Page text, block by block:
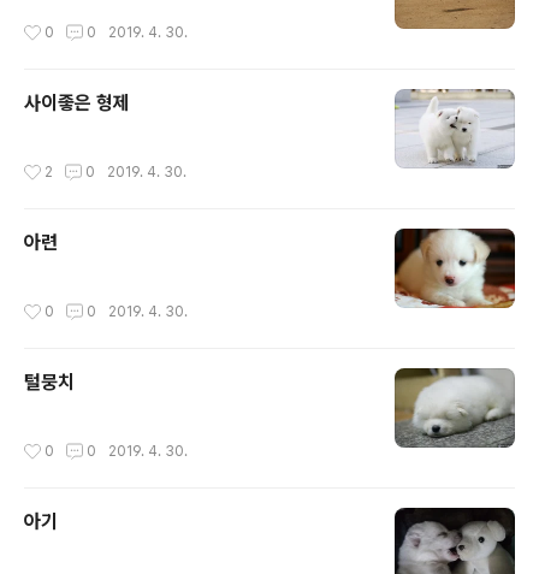
0 0 2019. 4. 30.
사이좋은 형제
2 0 2019. 4. 30.
아련
0 0 2019. 4. 30.
털뭉치
0 0 2019. 4. 30.
아기